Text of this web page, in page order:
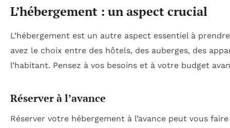
L’hébergement : un aspect crucial
L’hébergement est un autre aspect essentiel à
avez le choix entre des hôtels, des auberges, des
l’habitant. Pensez à vos besoins et à votre budget
Réserver à l’avance
Réserver votre hébergement à l’avance peut vous